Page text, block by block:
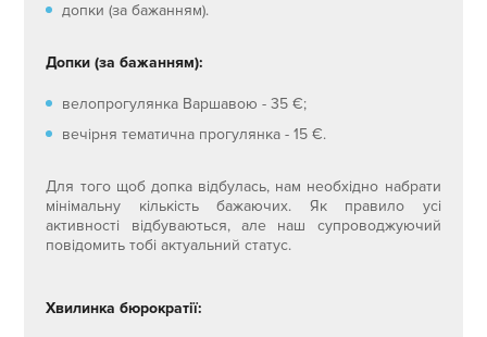
допки (за бажанням).
Допки (за бажанням):
велопрогулянка Варшавою - 35 €;
вечірня тематична прогулянка - 15 €.
Для того щоб допка відбулась, нам необхідно набрати
мінімальну кількість бажаючих. Як правило усі
активності відбуваються, але наш супроводжуючий
повідомить тобі актуальний статус.
Хвилинка бюрократії: